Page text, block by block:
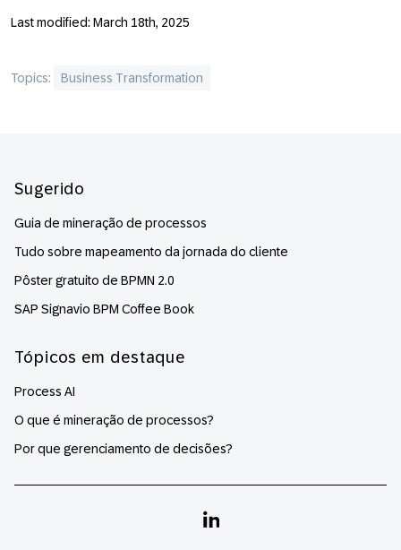
Last modified: March 18th, 2025
Topics: Business Transformation
Sugerido
Guia de mineração de processos
Tudo sobre mapeamento da jornada do cliente
Pôster gratuito de BPMN 2.0
SAP Signavio BPM Coffee Book
Tópicos em destaque
Process AI
O que é mineração de processos?
Por que gerenciamento de decisões?
Linkedin